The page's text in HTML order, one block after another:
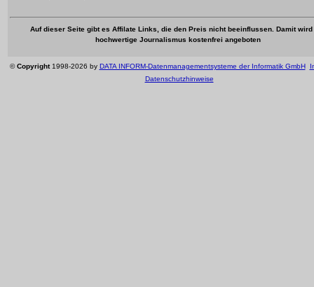
Auf dieser Seite gibt es Affilate Links, die den Preis nicht beeinflussen. Damit wird
hochwertige Journalismus kostenfrei angeboten
©Copyright1998-2026 by DATA INFORM-Datenmanagementsysteme der Informatik GmbH
Datenschutzhinweise